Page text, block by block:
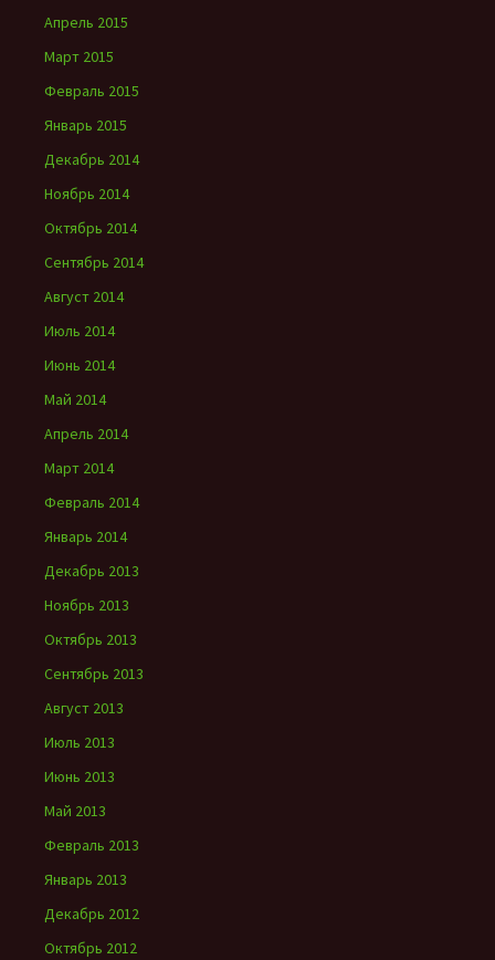
Апрель 2015
Март 2015
Февраль 2015
Январь 2015
Декабрь 2014
Ноябрь 2014
Октябрь 2014
Сентябрь 2014
Август 2014
Июль 2014
Июнь 2014
Май 2014
Апрель 2014
Март 2014
Февраль 2014
Январь 2014
Декабрь 2013
Ноябрь 2013
Октябрь 2013
Сентябрь 2013
Август 2013
Июль 2013
Июнь 2013
Май 2013
Февраль 2013
Январь 2013
Декабрь 2012
Октябрь 2012